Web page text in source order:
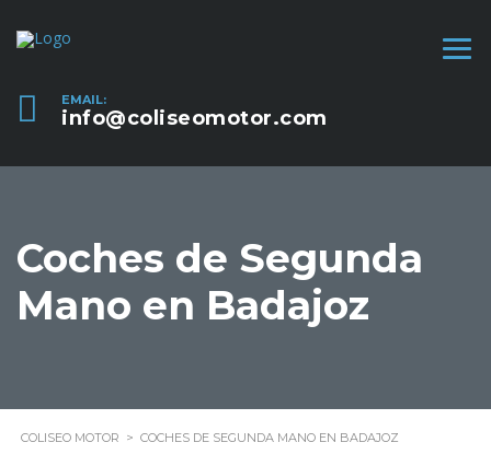
EMAIL:
info@coliseomotor.com
Coches de Segunda
Mano en Badajoz
COLISEO MOTOR > COCHES DE SEGUNDA MANO EN BADAJOZ